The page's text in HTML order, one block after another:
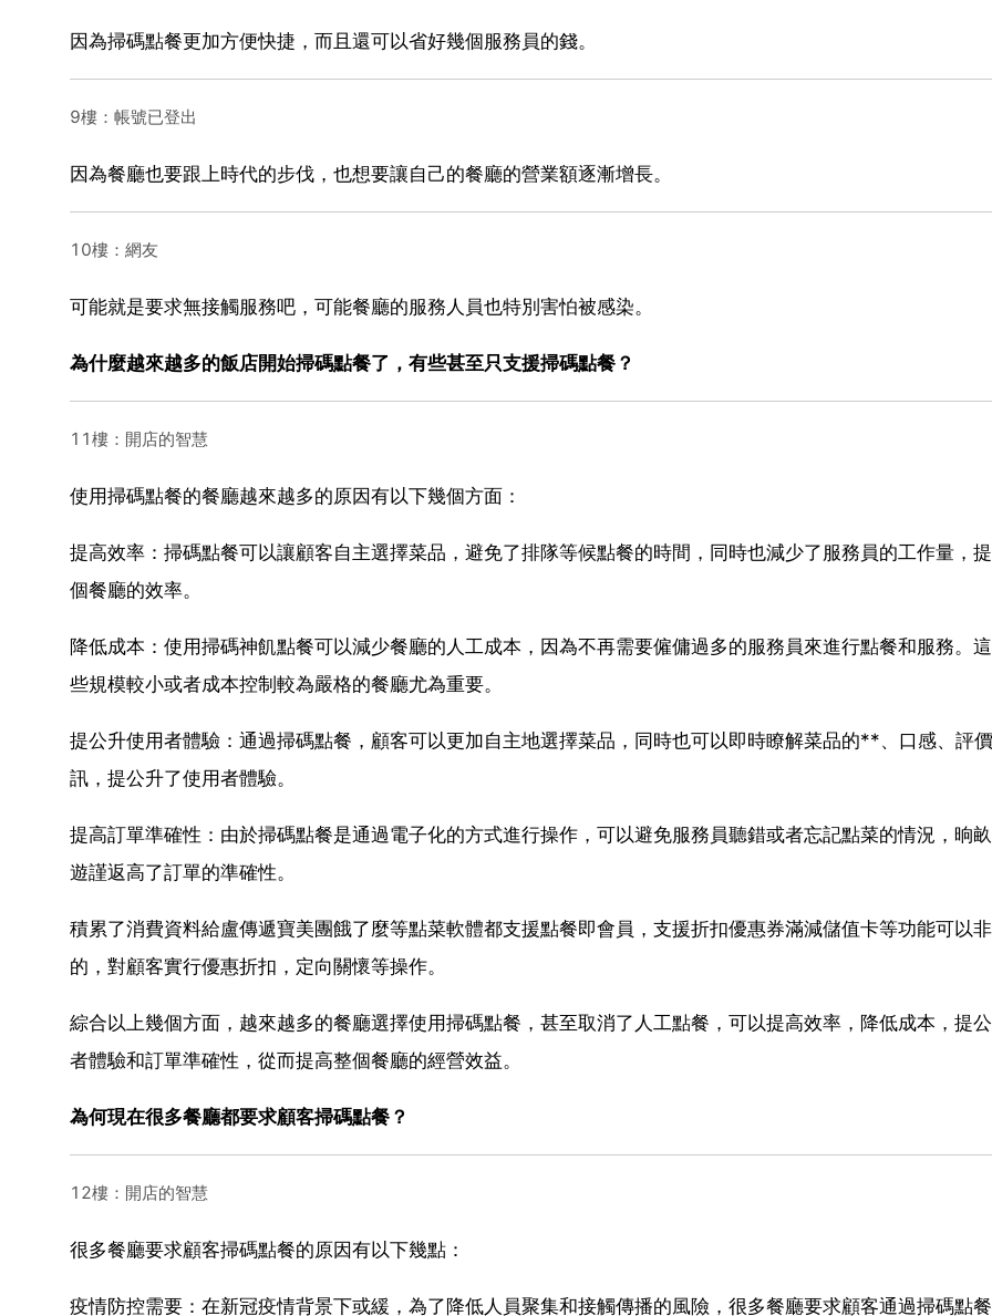
因為掃碼點餐更加方便快捷，而且還可以省好幾個服務員的錢。
9樓：帳號已登出
因為餐廳也要跟上時代的步伐，也想要讓自己的餐廳的營業額逐漸增長。
10樓：網友
可能就是要求無接觸服務吧，可能餐廳的服務人員也特別害怕被感染。
為什麼越來越多的飯店開始掃碼點餐了，有些甚至只支援掃碼點餐？
11樓：開店的智慧
使用掃碼點餐的餐廳越來越多的原因有以下幾個方面：
提高效率：掃碼點餐可以讓顧客自主選擇菜品，避免了排隊等候點餐的時間，同時也減少了服務員的工作量，
個餐廳的效率。
降低成本：使用掃碼神飢點餐可以減少餐廳的人工成本，因為不再需要僱傭過多的服務員來進行點餐和服務。
些規模較小或者成本控制較為嚴格的餐廳尤為重要。
提公升使用者體驗：通過掃碼點餐，顧客可以更加自主地選擇菜品，同時也可以即時瞭解菜品的**、口感、評
訊，提公升了使用者體驗。
提高訂單準確性：由於掃碼點餐是通過電子化的方式進行操作，可以避免服務員聽錯或者忘記點菜的情況，晌
遊謹返高了訂單的準確性。
積累了消費資料給盧傳遞寶美團餓了麼等點菜軟體都支援點餐即會員，支援折扣優惠券滿減儲值卡等功能可以
的，對顧客實行優惠折扣，定向關懷等操作。
綜合以上幾個方面，越來越多的餐廳選擇使用掃碼點餐，甚至取消了人工點餐，可以提高效率，降低成本，提
者體驗和訂單準確性，從而提高整個餐廳的經營效益。
為何現在很多餐廳都要求顧客掃碼點餐？
12樓：開店的智慧
很多餐廳要求顧客掃碼點餐的原因有以下幾點：
疫情防控需要：在新冠疫情背景下或緩，為了降低人員聚集和接觸傳播的風險，很多餐廳要求顧客通過掃碼點